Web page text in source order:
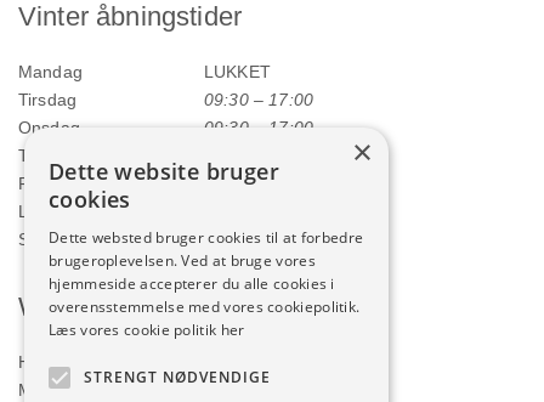
Vinter åbningstider
Mandag
LUKKET
Tirsdag
09:30 – 17:00
Onsdag
09:30 – 17:00
Torsdag
Fredag
09:30 – 17:00
Lørdag
Søndag
LUKKET
Webshop
Handelsbetingelser
Min konto
×
Dette website bruger
cookies
Dette websted bruger cookies til at forbedre
brugeroplevelsen. Ved at bruge vores
hjemmeside accepterer du alle cookies i
overensstemmelse med vores cookiepolitik.
Læs vores cookie politik her
STRENGT NØDVENDIGE